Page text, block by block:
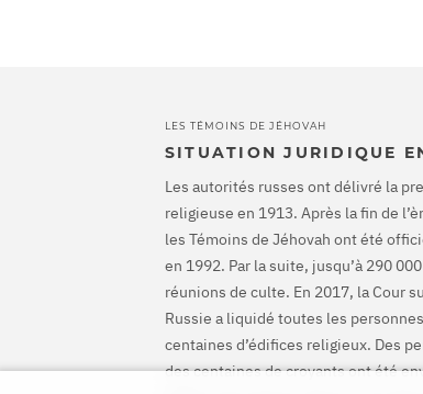
LES TÉMOINS DE JÉHOVAH
SITUATION JURIDIQUE
Les autorités russes ont délivré la
religieuse en 1913. Après la fin de
les Témoins de Jéhovah ont été
en 1992. Par la suite, jusqu’à 290
réunions de culte. En 2017, la Cour
Russie a liquidé toutes les
centaines d’édifices religieux. Des
des centaines de croyants ont été